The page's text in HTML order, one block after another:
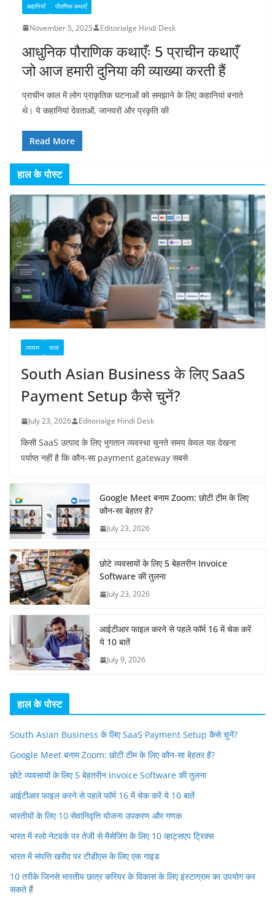
कहानियाँ पौराणिक कथाएँ
November 5, 2025 Editorialge Hindi Desk
आधुनिक पौराणिक कथाएँः 5 प्राचीन कथाएँ
जो आज हमारी दुनिया की व्याख्या करती हैं
प्राचीन काल में लोग प्राकृतिक घटनाओं को समझाने के लिए कहानियां बनाते
थे। ये कहानियां देवताओं, जानवरों और प्रकृति की
Read More
हाल के पोस्ट
व्यापार सास
South Asian Business के लिए SaaS
Payment Setup कैसे चुनें?
July 23, 2026 Editorialge Hindi Desk
किसी SaaS उत्पाद के लिए भुगतान व्यवस्था चुनते समय केवल यह देखना
पर्याप्त नहीं है कि कौन-सा payment gateway सबसे
Google Meet बनाम Zoom: छोटी टीम के लिए
कौन-सा बेहतर है?
July 23, 2026
छोटे व्यवसायों के लिए 5 बेहतरीन Invoice
Software की तुलना
July 23, 2026
आईटीआर फाइल करने से पहले फॉर्म 16 में चेक करें
ये 10 बातें
July 9, 2026
हाल के पोस्ट
South Asian Business के लिए SaaS Payment Setup कैसे चुनें?
Google Meet बनाम Zoom: छोटी टीम के लिए कौन-सा बेहतर है?
छोटे व्यवसायों के लिए 5 बेहतरीन Invoice Software की तुलना
आईटीआर फाइल करने से पहले फॉर्म 16 में चेक करें ये 10 बातें
भारतीयों के लिए 10 सेवानिवृत्ति योजना उपकरण और गणक
भारत में स्लो नेटवर्क पर तेजी से मैसेजिंग के लिए 10 व्हाट्सएप ट्रिक्स
भारत में संपत्ति खरीद पर टीडीएस के लिए एक गाइड
10 तरीके जिनसे भारतीय छात्र करियर के विकास के लिए इंस्टाग्राम का उपयोग कर
सकते हैं